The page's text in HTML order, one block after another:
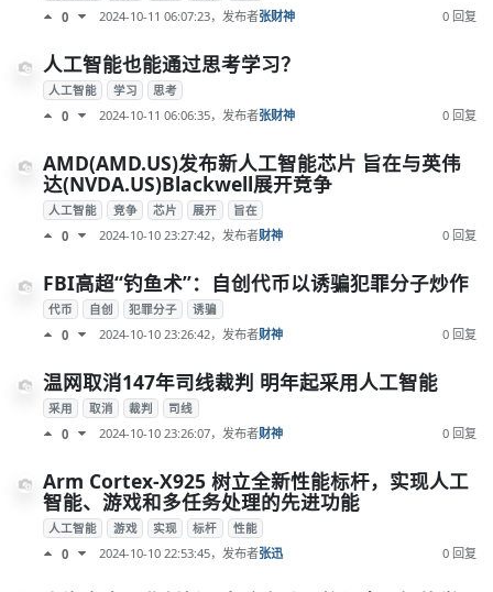
0 2024-10-11 06:07:23，发布者张财神 0 回复
人工智能也能通过思考学习？
人工智能 学习 思考
0 2024-10-11 06:06:35，发布者张财神 0 回复
AMD(AMD.US)发布新人工智能芯片 旨在与英伟
达(NVDA.US)Blackwell展开竞争
人工智能 竞争 芯片 展开 旨在
0 2024-10-10 23:27:42，发布者财神 0 回复
FBI高超“钓鱼术”：自创代币以诱骗犯罪分子炒作
代币 自创 犯罪分子 诱骗
0 2024-10-10 23:26:42，发布者财神 0 回复
温网取消147年司线裁判 明年起采用人工智能
采用 取消 裁判 司线
0 2024-10-10 23:26:07，发布者财神 0 回复
Arm Cortex-X925 树立全新性能标杆，实现人工
智能、游戏和多任务处理的先进功能
人工智能 游戏 实现 标杆 性能
0 2024-10-10 22:53:45，发布者张迅 0 回复